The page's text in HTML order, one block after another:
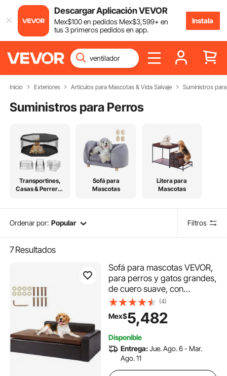
Descargar Aplicación VEVOR
Mex$100en pedidos Mex$3,599+ en
tus 3 primeros pedidos en app.
Instala
Inicio Exteriores Artículos para Mascotas & Vida Salvaje Suministros
Suministros para Perros
Transportines,
Casas & Perreras
Sofá para
Mascotas
Litera para
Mascotas
Ordenar por: Popular Filtros
7Resultados
Sofá para mascotas VEVOR,
para perros y gatos grandes,
de cuero suave, con
capacidad de carga de 50
kg, color marrón
(4)
Mex$5,482
Disponible
Entrega:Jue. Ago. 6 - Mar.
Ago. 11